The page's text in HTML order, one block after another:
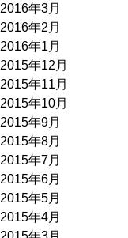
2016年3月
2016年2月
2016年1月
2015年12月
2015年11月
2015年10月
2015年9月
2015年8月
2015年7月
2015年6月
2015年5月
2015年4月